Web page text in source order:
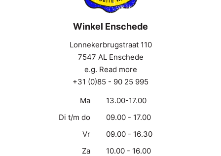
Winkel Enschede
Lonnekerbrugstraat 110
7547 AL Enschede
e.g. Read more
+31 (0)85 - 90 25 995
Ma
13.00-17.00
Di t/m do
09.00 - 17.00
Vr
09.00 - 16.30
Za
10.00 - 16.00